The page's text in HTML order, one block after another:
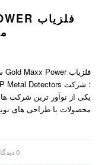
یکی از نوآور ترین شرکت
محصولات با طراحی های
0 دیدگاه